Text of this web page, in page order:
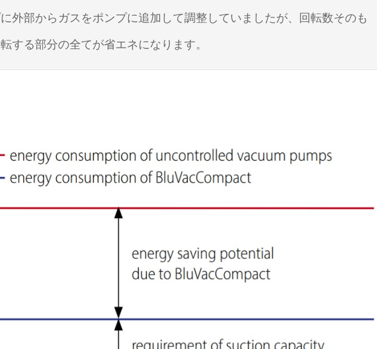
外部からガスをポンプに追加して調整していましたが、回転数そのも
する部分の全てが省エネになります。